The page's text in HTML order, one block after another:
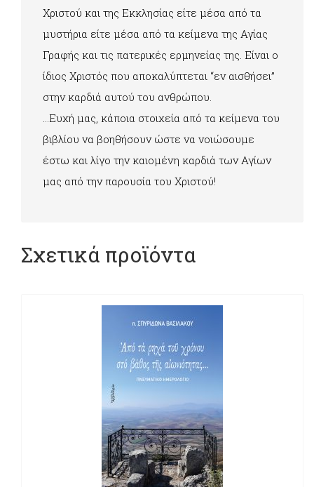
Χριστού και της Εκκλησίας είτε μέσα από τα
μυστήρια είτε μέσα από τα κείμενα της Αγίας
Γραφής και τις πατερικές ερμηνείας της. Είναι ο
ίδιος Χριστός που αποκαλύπτεται “εν αισθήσει”
στην καρδιά αυτού του ανθρώπου.
…Ευχή μας, κάποια στοιχεία από τα κείμενα του
βιβλίου να βοηθήσουν ώστε να νοιώσουμε
έστω και λίγο την καιομένη καρδιά των Αγίων
μας από την παρουσία του Χριστού!
Σχετικά προϊόντα